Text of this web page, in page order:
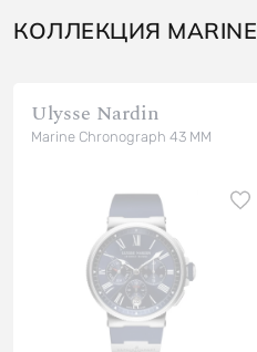
КОЛЛЕКЦИЯ MARINE
Ulysse Nardin
Marine Chronograph 43 MM